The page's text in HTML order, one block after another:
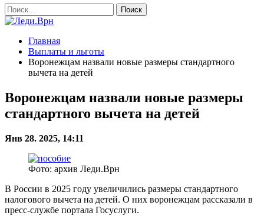
Главная
Выплаты и льготы
Воронежцам назвали новые размеры стандартного
вычета на детей
Воронежцам назвали новые размеры
стандартного вычета на детей
Янв 28. 2025, 14:11
Фото: архив Леди.Врн
В России в 2025 году увеличились размеры стандартного
налогового вычета на детей. О них воронежцам рассказали в
пресс-службе портала Госуслуги.